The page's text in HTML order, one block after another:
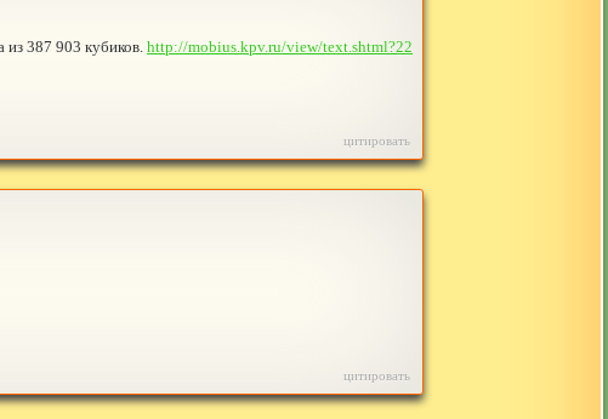
387 903 кубиков. http://mobius.kpv.ru/view/text.shtml?22
цитировать
цитировать